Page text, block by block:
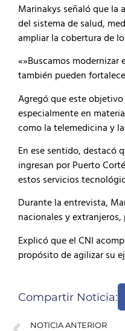
Marinakys señaló que
del sistema de salud,
ampliar la cobertura de
«»Buscamos
también pueden
Agregó que este
especialmente en
como la telemedicina y
En ese sentido, destacó
ingresan por Puerto
estos servicios
Durante la entrevista,
nacionales y
Explicó que el CNI
propósito de agilizar su
Compartir Noticia:
NOTICIA ANTERIOR